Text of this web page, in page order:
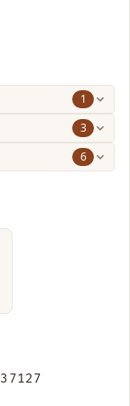
1
3
6
37127